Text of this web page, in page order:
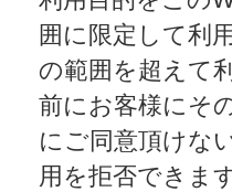
囲に限定して利
の範囲を超えて
前にお客様にそ
にご同意頂けな
用を拒否できま